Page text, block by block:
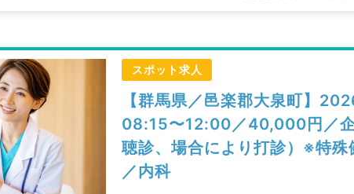
スポット求人
【群馬県／邑楽郡大泉町】
08:15〜12:00／40,000円／
聴診、場合により打診）※特殊
／内科